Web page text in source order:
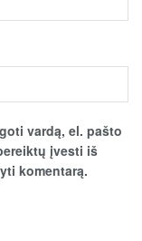
vardą, el. pašto
įvesti iš
komentarą.